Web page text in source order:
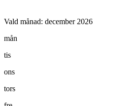
Vald månad: december 2026
mån
tis
ons
tors